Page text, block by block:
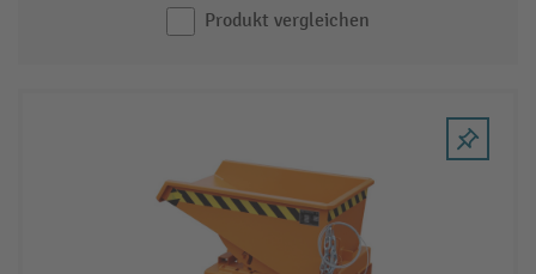
Produkt vergleichen